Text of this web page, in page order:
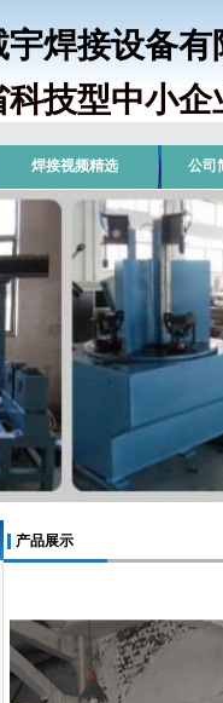
宇焊接设备
科技型中小企
焊接视频精选 公司
产品展示